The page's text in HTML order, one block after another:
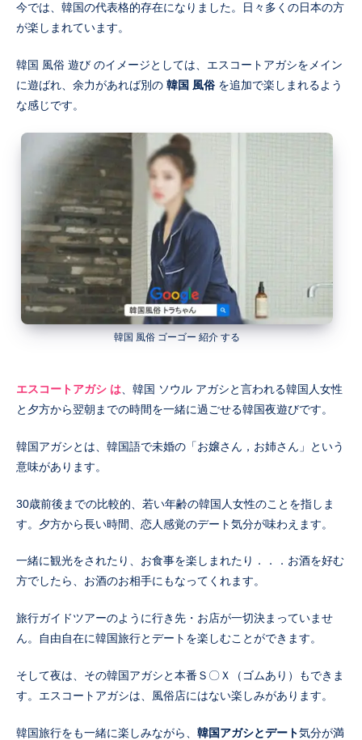
今では、韓国の代表格的存在になりました。日々多くの日本の方
が楽しまれています。
韓国 風俗 遊び のイメージとしては、エスコートアガシをメイン
に遊ばれ、余力があれば別の 韓国 風俗 を追加で楽しまれるよう
な感じです。
韓国 風俗 ゴーゴー 紹介 する
エスコートアガシ は 、韓国 ソウル アガシと言われる韓国人女性
と夕方から翌朝までの時間を一緒に過ごせる韓国夜遊びです。
韓国アガシとは、韓国語で未婚の「お嬢さん，お姉さん」という
意味があります。
30歳前後までの比較的、若い年齢の韓国人女性のことを指しま
す。夕方から長い時間、恋人感覚のデート気分が味わえます。
一緒に観光をされたり、お食事を楽しまれたり．．．お酒を好む
方でしたら、お酒のお相手にもなってくれます。
旅行ガイドツアーのように行き先・お店が一切決まっていませ
ん。自由自在に韓国旅行とデートを楽しむことができます。
そして夜は、その韓国アガシと本番Ｓ〇Ｘ（ゴムあり）もできま
す。エスコートアガシは、風俗店にはない楽しみがあります。
韓国旅行をも一緒に楽しみながら、 韓国アガシとデート気分が満